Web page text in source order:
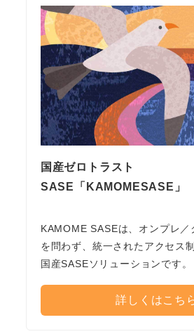
国産ゼロトラスト
SASE「KAMOMESASE」
KAMOME SASEは、オンプレ
を問わず、統一されたアクセス
国産SASEソリューションです。
詳しくはこち